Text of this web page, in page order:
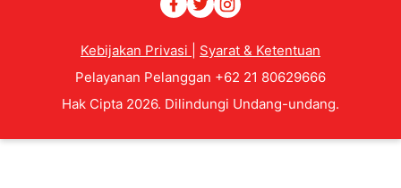
Kebijakan Privasi
Syarat & Ketentuan
Pelayanan Pelanggan +62 21 80629666
Hak Cipta 2026. Dilindungi Undang-undang.